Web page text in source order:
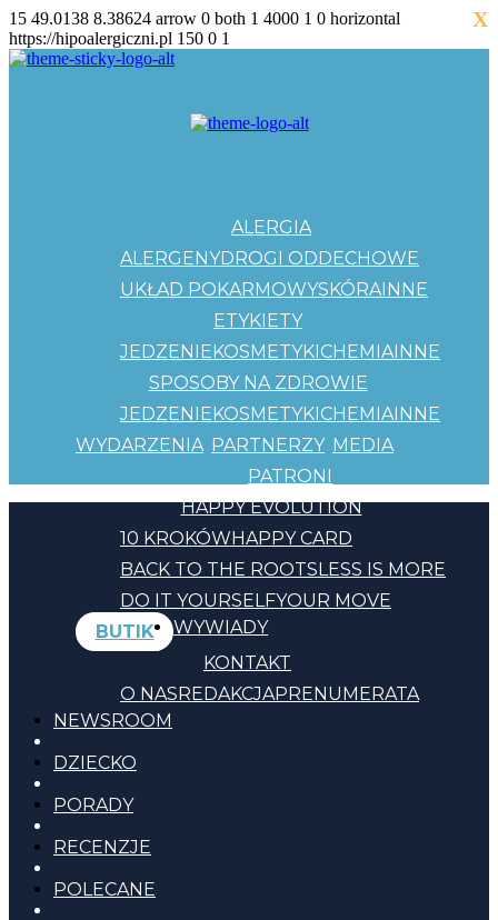
15 49.0138 8.38624 arrow 0 both 1 4000 1 0 horizontal
https://hipoalergiczni.pl 150 0 1
ALERGIA
ALERGENYDROGI ODDECHOWE
UKŁAD POKARMOWYSKÓRAINNE
ETYKIETY
JEDZENIEKOSMETYKICHEMIAINNE
SPOSOBY NA ZDROWIE
JEDZENIEKOSMETYKICHEMIAINNE
WYDARZENIA PARTNERZY
PATRONI
MEDIA
HAPPY EVOLUTION
10 KROKÓWHAPPY CARD
BACK TO THE ROOTSLESS IS MORE
DO IT YOURSELFYOUR MOVE
BUTIK
KONTAKT
O NASREDAKCJAPRENUMERATA
WYWIADY
NEWSROOM
DZIECKO
PORADY
RECENZJE
POLECANE
X